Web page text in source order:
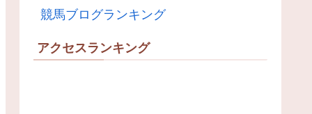
競馬ブログランキング
アクセスランキング